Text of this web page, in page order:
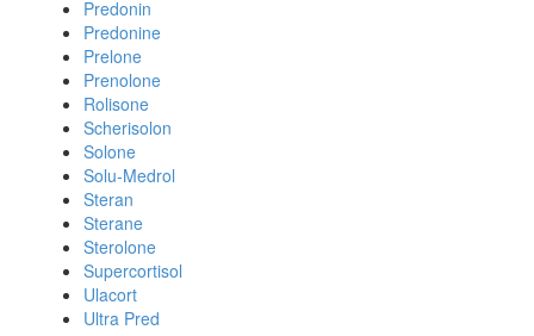
Predonin
Predonine
Prelone
Prenolone
Rolisone
Scherisolon
Solone
Solu-Medrol
Steran
Sterane
Sterolone
Supercortisol
Ulacort
Ultra Pred